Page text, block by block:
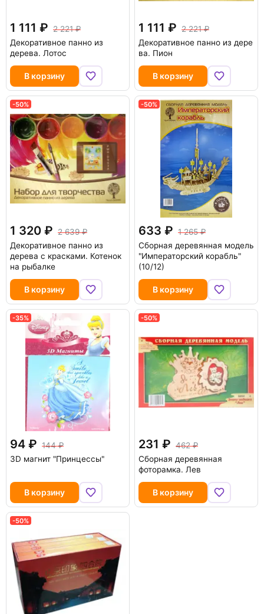
1 111
2 221
Декоративное панно из
дерева. Лотос
В корзину
1 111
2 221
Декоративное панно из дере
ва. Пион
В корзину
-50%
1 320
2 639
Декоративное панно из
дерева с красками. Котенок
на рыбалке
В корзину
-50%
633
1 265
Сборная деревянная модель
"Императорский корабль"
(10/12)
В корзину
-35%
94
144
3D магнит "Принцессы"
В корзину
-50%
231
462
Сборная деревянная
фоторамка. Лев
В корзину
-50%